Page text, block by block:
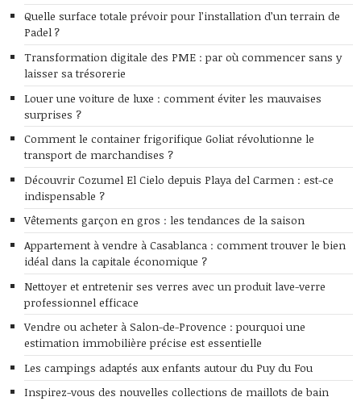
Quelle surface totale prévoir pour l’installation d’un terrain de
Padel ?
Transformation digitale des PME : par où commencer sans y
laisser sa trésorerie
Louer une voiture de luxe : comment éviter les mauvaises
surprises ?
Comment le container frigorifique Goliat révolutionne le
transport de marchandises ?
Découvrir Cozumel El Cielo depuis Playa del Carmen : est-ce
indispensable ?
Vêtements garçon en gros : les tendances de la saison
Appartement à vendre à Casablanca : comment trouver le bien
idéal dans la capitale économique ?
Nettoyer et entretenir ses verres avec un produit lave-verre
professionnel efficace
Vendre ou acheter à Salon-de-Provence : pourquoi une
estimation immobilière précise est essentielle
Les campings adaptés aux enfants autour du Puy du Fou
Inspirez-vous des nouvelles collections de maillots de bain